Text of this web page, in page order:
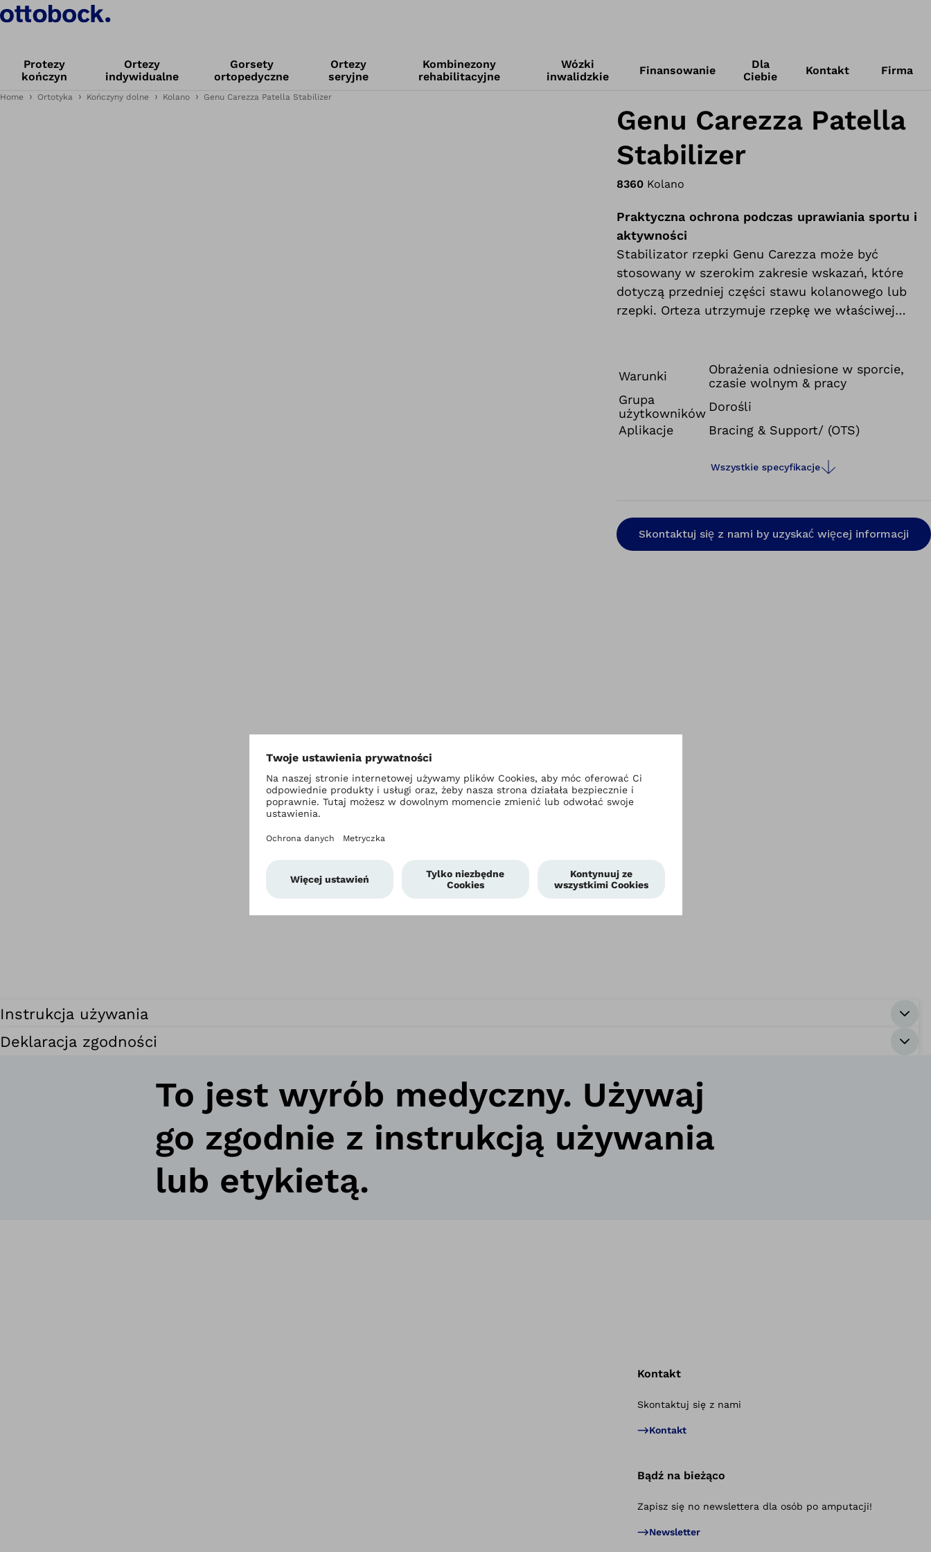
Protezy
kończyn
Ortezy
indywidualne
Gorsety
ortopedyczne
Ortezy
seryjne
Kombinezony
rehabilitacyjne
Wózki
inwalidzkie
Finansowanie
Dla
Ciebie
Kontakt Firma
Home Ortotyka Kończyny dolne Kolano Genu Carezza Patella Stabilizer
Genu Carezza Patella
Stabilizer
8360 Kolano
Praktyczna ochrona podczas uprawiania sportu i
aktywności
Stabilizator rzepki Genu Carezza może być
stosowany w szerokim zakresie wskazań, które
dotyczą przedniej części stawu kolanowego lub
rzepki. Orteza utrzymuje rzepkę we właściwej
zaawansowany technologicznie materiał łączący
oddychalność i kompresję. Zapewnia on dobre
odprowadzanie wilgoci i optymalną regulację
temperatury.
Warunki
Obrażenia odniesione w sporcie,
czasie wolnym & pracy
Grupa
użytkowników Dorośli
Aplikacje
Bracing & Support/ (OTS)
Wszystkie specyfikacje
Skontaktuj się z nami by uzyskać więcej informacji
Instrukcja używania
Deklaracja zgodności
To jest wyrób medyczny. Używaj
go zgodnie z instrukcją używania
lub etykietą.
Kontakt
Skontaktuj się z nami
Kontakt
Bądź na bieżąco
Zapisz się no newslettera dla osób po amputacji!
Newsletter